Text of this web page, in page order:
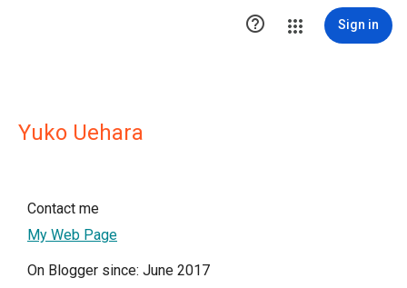
 Sign in
Yuko Uehara
Contact me
My Web Page
On Blogger since: June 2017